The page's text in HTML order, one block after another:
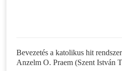
Bevezetés a katolikus hit
Anzelm O. Praem (Szent István